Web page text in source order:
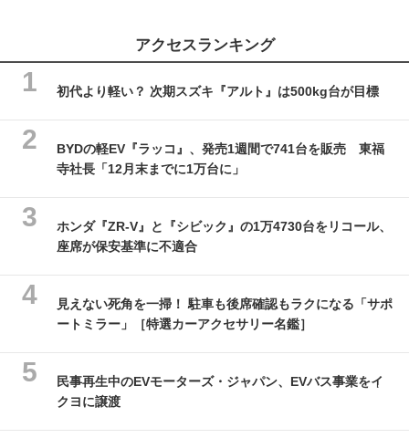
アクセスランキング
初代より軽い？ 次期スズキ『アルト』は500kg台が目標
BYDの軽EV『ラッコ』、発売1週間で741台を販売 東福
寺社長「12月末までに1万台に」
ホンダ『ZR-V』と『シビック』の1万4730台をリコール、
座席が保安基準に不適合
見えない死角を一掃！ 駐車も後席確認もラクになる「サポ
ートミラー」［特選カーアクセサリー名鑑］
民事再生中のEVモーターズ・ジャパン、EVバス事業をイ
クヨに譲渡